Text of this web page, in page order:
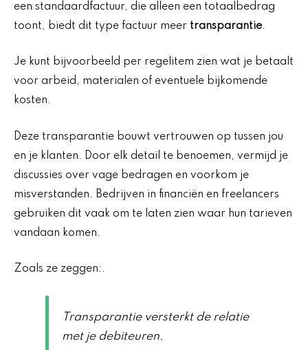
een standaardfactuur, die alleen een totaalbedrag
toont, biedt dit type factuur meer transparantie.
Je kunt bijvoorbeeld per regelitem zien wat je betaalt
voor arbeid, materialen of eventuele bijkomende
kosten.
Deze transparantie bouwt vertrouwen op tussen jou
en je klanten. Door elk detail te benoemen, vermijd je
discussies over vage bedragen en voorkom je
misverstanden. Bedrijven in financiën en freelancers
gebruiken dit vaak om te laten zien waar hun tarieven
vandaan komen.
Zoals ze zeggen:.
Transparantie versterkt de relatie
met je debiteuren.